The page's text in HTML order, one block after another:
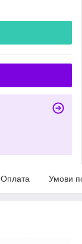
Оплата Умови